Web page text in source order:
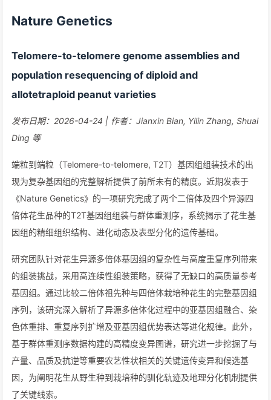
Nature Genetics
Telomere-to-telomere genome assemblies and
population resequencing of diploid and
allotetraploid peanut varieties
发布日期：2026-04-24 | 作者：Jianxin Bian, Yilin Zhang, Shuai
Ding 等
端粒到端粒（Telomere-to-telomere, T2T）基因组组装技术的出
现为复杂基因组的完整解析提供了前所未有的精度。近期发表于
《Nature Genetics》的一项研究完成了两个二倍体及四个异源四
倍体花生品种的T2T基因组组装与群体重测序，系统揭示了花生基
因组的精细组织结构、进化动态及表型分化的遗传基础。
研究团队针对花生异源多倍体基因组的复杂性与高度重复序列带来
的组装挑战，采用高连续性组装策略，获得了无缺口的高质量参考
基因组。通过比较二倍体祖先种与四倍体栽培种花生的完整基因组
序列，该研究深入解析了异源多倍体化过程中的亚基因组融合、染
色体重排、重复序列扩增及亚基因组优势表达等进化规律。此外，
基于群体重测序数据构建的高精度变异图谱，研究进一步挖掘了与
产量、品质及抗逆等重要农艺性状相关的关键遗传变异和候选基
因，为阐明花生从野生种到栽培种的驯化轨迹及地理分化机制提供
了关键线索。